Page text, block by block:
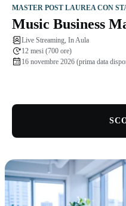
MASTER POST LAUREA CON
Music Business
Live Streaming, In Aula
12 mesi (700 ore)
16 novembre 2026 (prima data